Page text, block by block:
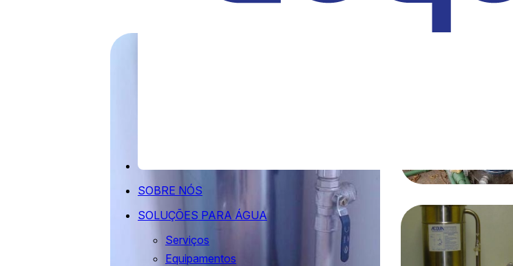
SOBRE NÓS
SOLUÇÕES PARA ÁGUA
Serviços
Equipamentos